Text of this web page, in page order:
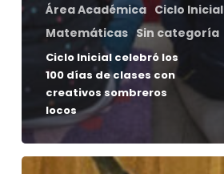
Área Académica Ciclo Inicial
Matemáticas Sin categoría
Ciclo Inicial celebró los
100 días de clases con
creativos sombreros
locos
Cuaresma